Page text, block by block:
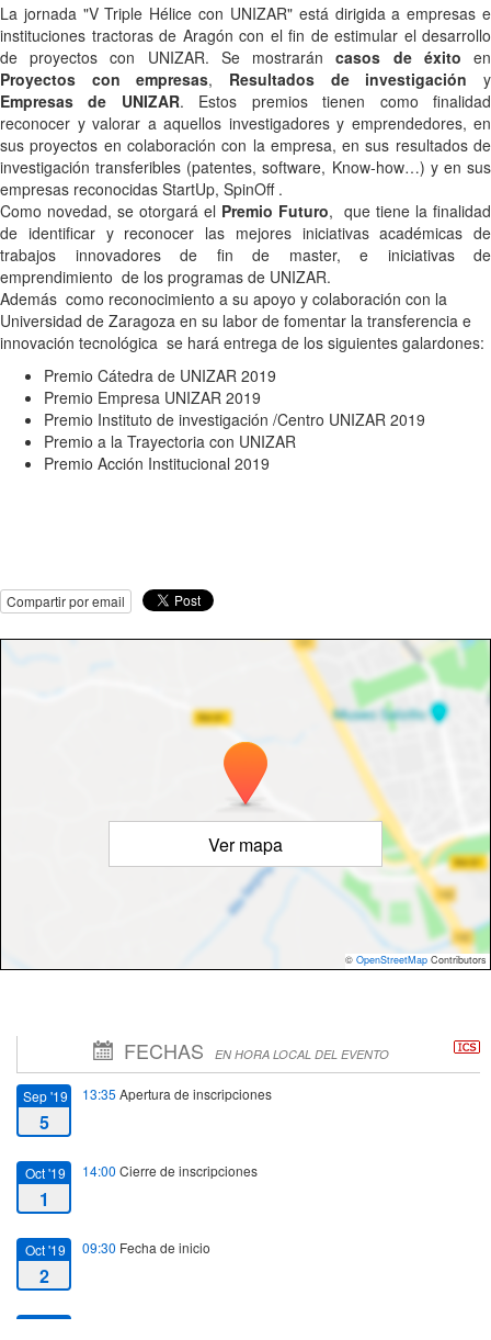
La jornada "V Triple Hélice con UNIZAR" está dirigida a empresas e
instituciones tractoras de Aragón con el fin de estimular el desarrollo
de proyectos con UNIZAR. Se mostraráncasos de éxito en
Proyectos con empresas, Resultados de investigacióny
Empresas de UNIZAR. Estos premios tienen como finalidad
reconocer y valorar a aquellos investigadores y emprendedores, en
sus proyectos en colaboración con la empresa, en sus resultados de
investigación transferibles (patentes, software, Know-how…) y en sus
empresas reconocidas StartUp, SpinOff .
Como novedad, se otorgará el Premio Futuro, que tiene la finalidad
de identificar y reconocer las mejores iniciativas académicas de
trabajos innovadores de fin de master, e iniciativas de
emprendimiento de los programas de UNIZAR.
Además como reconocimiento a su apoyo y colaboración con la
Universidad de Zaragoza en su labor de fomentar la transferencia e
innovación tecnológica se hará entrega de los siguientes galardones:
Premio Cátedra de UNIZAR 2019
Premio Empresa UNIZAR 2019
Premio Instituto de investigación /Centro UNIZAR 2019
Premio a la Trayectoria con UNIZAR
Premio Acción Institucional 2019
Compartir por email
Ver mapa
© OpenStreetMap Contributors
FECHAS EN HORA LOCAL DEL EVENTO
Sep '19
5
13:35 Apertura de inscripciones
Oct '19
1
14:00 Cierre de inscripciones
Oct '19
2
09:30 Fecha de inicio